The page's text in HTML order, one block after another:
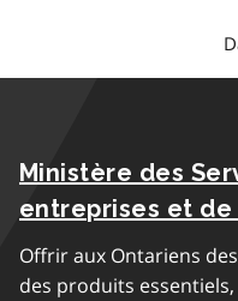
Ministère des
entreprises et de
Offrir aux Ontariens
des produits